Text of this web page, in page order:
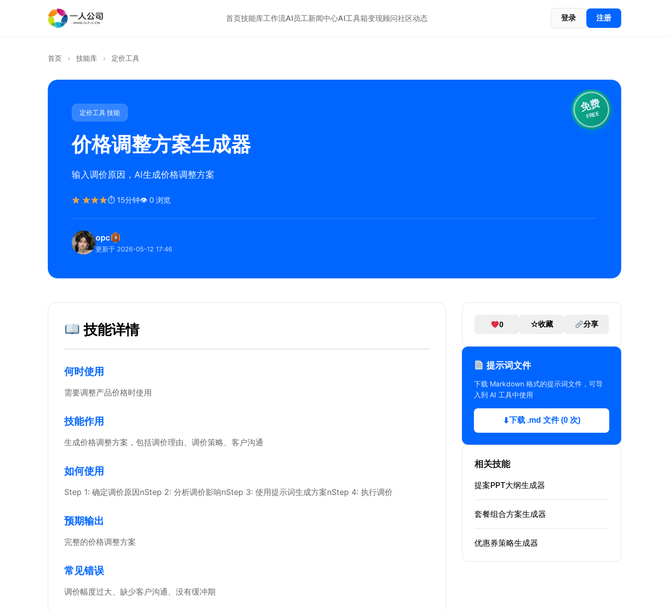
首页技能库工作流AI员工新闻中心AI工具箱变现顾问社区动态 登录 注册
首页 › 技能库 › 定价工具
定价工具 技能
价格调整方案生成器
免费
FREE
输入调价原因，AI生成价格调整方案
⏱ 15分钟👁 0 浏览
opc 3
更新于 2026-05-12 17:46
技能详情
何时使用
需要调整产品价格时使用
技能作用
生成价格调整方案，包括调价理由、调价策略、客户沟通
如何使用
Step 1: 确定调价原因nStep 2: 分析调价影响nStep 3: 使用提示词生成方案nStep 4: 执行调价
预期输出
完整的价格调整方案
常见错误
调价幅度过大、缺少客户沟通、没有缓冲期
0 ☆收藏 分享
提示词文件
下载 Markdown 格式的提示词文件，可导
入到 AI 工具中使用
⬇下载 .md 文件 (0 次)
相关技能
提案PPT大纲生成器
套餐组合方案生成器
优惠券策略生成器